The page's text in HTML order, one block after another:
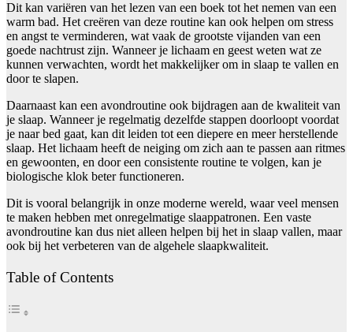
Dit kan variëren van het lezen van een boek tot het nemen van een
warm bad. Het creëren van deze routine kan ook helpen om stress
en angst te verminderen, wat vaak de grootste vijanden van een
goede nachtrust zijn. Wanneer je lichaam en geest weten wat ze
kunnen verwachten, wordt het makkelijker om in slaap te vallen en
door te slapen.
Daarnaast kan een avondroutine ook bijdragen aan de kwaliteit van
je slaap. Wanneer je regelmatig dezelfde stappen doorloopt voordat
je naar bed gaat, kan dit leiden tot een diepere en meer herstellende
slaap. Het lichaam heeft de neiging om zich aan te passen aan ritmes
en gewoonten, en door een consistente routine te volgen, kan je
biologische klok beter functioneren.
Dit is vooral belangrijk in onze moderne wereld, waar veel mensen
te maken hebben met onregelmatige slaappatronen. Een vaste
avondroutine kan dus niet alleen helpen bij het in slaap vallen, maar
ook bij het verbeteren van de algehele slaapkwaliteit.
Table of Contents